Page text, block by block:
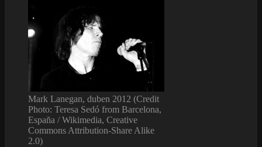
Mark Lanegan, duben 2012 (Credit
Photo: Teresa Sedó from Barcelona,
España / Wikimedia, Creative
Commons Attribution-Share Alike
2.0)